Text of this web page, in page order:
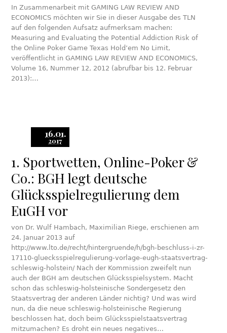
In Zusammenarbeit mit GAMING LAW REVIEW AND
ECONOMICS möchten wir Sie in dieser Ausgabe des TLN
auf den folgenden Aufsatz aufmerksam machen:
Measuring and Evaluating the Potential Addiction Risk of
the Online Poker Game Texas Hold’em No Limit,
veröffentlicht in GAMING LAW REVIEW AND ECONOMICS,
Volume 16, Nummer 12, 2012 (abrufbar bis 12. Februar
2013):…
16.01.
2017
1. Sportwetten, Online-Poker &
Co.: BGH legt deutsche
Glücksspielregulierung dem
EuGH vor
von Dr. Wulf Hambach, Maximilian Riege, erschienen am
24. Januar 2013 auf
http://www.lto.de/recht/hintergruende/h/bgh-beschluss-i-zr-
17110-gluecksspielregulierung-vorlage-eugh-staatsvertrag-
schleswig-holstein/ Nach der Kommission zweifelt nun
auch der BGH am deutschen Glücksspielsystem. Macht
schon das schleswig-holsteinische Sondergesetz den
Staatsvertrag der anderen Länder nichtig? Und was wird
nun, da die neue schleswig-holsteinische Regierung
beschlossen hat, doch beim Glücksspielstaatsvertrag
mitzumachen? Es droht ein neues negatives…